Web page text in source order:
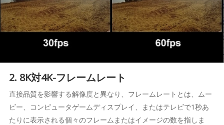
2. 8K対4K-フレームレート
直接品質を影響する解像度と異なり、フレームレートとは、ムー
ビー、コンピュータゲームディスプレイ、またはテレビで1秒あ
たりに表示される個々のフレームまたはイメージの数を指しま